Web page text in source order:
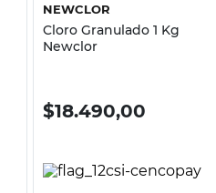
NEWCLOR
Cloro Granulado 1 Kg
Newclor
$18.490,00